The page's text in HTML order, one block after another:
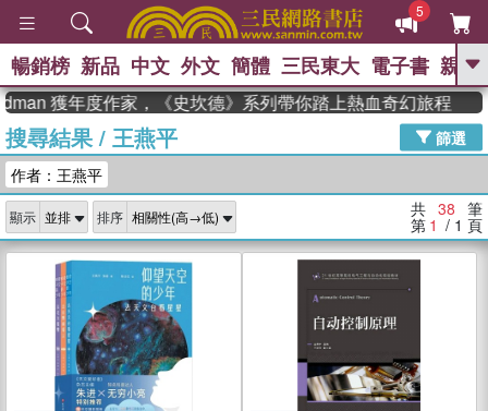
5
GO
高希均教授回憶錄
、 The Odyssey 、 父親節 、 如果歷
獎 臺灣漫遊錄 、 方念華 、 台灣的李
登輝時代
數學女孩：黎曼猜想 、
偉大的迷走神經
暢銷榜 新品 中文 外文 簡體 三民東大 電子書 親子
年度作家，《史坎德》系列帶你踏上熱血奇幻旅程
搜尋結果/ 王燕平
篩選
作者：王燕平
顯示 排序 共 38 筆
第 1 / 1 頁